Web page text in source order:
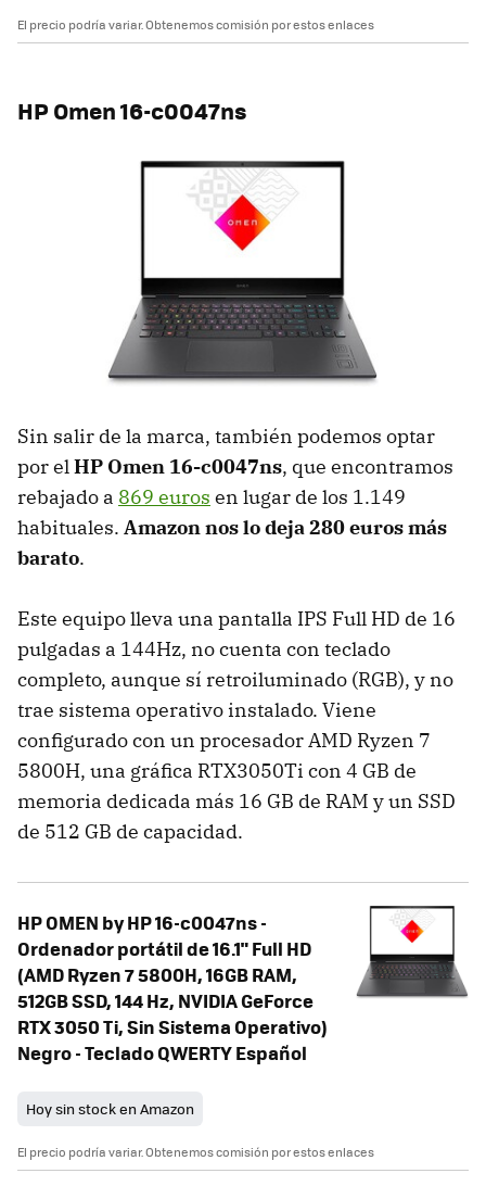
El precio podría variar. Obtenemos comisión por estos enlaces
HP Omen 16-c0047ns
Sin salir de la marca, también podemos optar
por elHP Omen 16-c0047ns, que encontramos
rebajado a 869 euros en lugar de los 1.149
habituales. Amazon nos lo deja 280 euros más
barato.
Este equipo lleva una pantalla IPS Full HD de 16
pulgadas a 144Hz, no cuenta con teclado
completo, aunque sí retroiluminado (RGB), y no
trae sistema operativo instalado. Viene
configurado con un procesador AMD Ryzen 7
5800H, una gráfica RTX3050Ti con 4 GB de
memoria dedicada más 16 GB de RAM y un SSD
de 512 GB de capacidad.
HP OMEN by HP 16-c0047ns -
Ordenador portátil de 16.1" Full HD
(AMD Ryzen 7 5800H, 16GB RAM,
512GB SSD, 144 Hz, NVIDIA GeForce
RTX 3050 Ti, Sin Sistema Operativo)
Negro - Teclado QWERTY Español
Hoy sin stock en Amazon
El precio podría variar. Obtenemos comisión por estos enlaces